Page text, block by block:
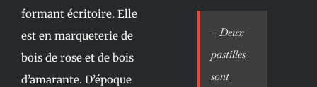
formant écritoire. Elle
est en marqueterie de
bois de rose et de bois
d’amarante. D’époque
–Deux
pastilles
sont